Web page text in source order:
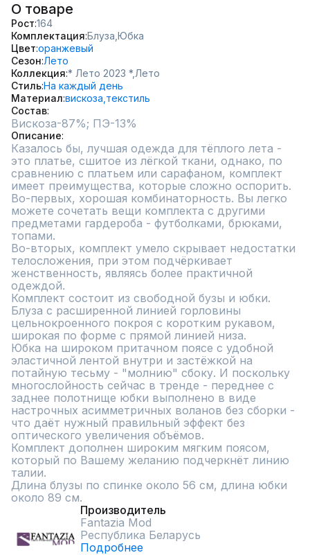
О товаре
Рост 164
Комплектация Блуза, Юбка
Цвет оранжевый
Сезон Лето
Коллекция * Лето 2023 *, Лето
СтильНа каждый день
Материал вискоза, текстиль
Состав
Вискоза-87%; ПЭ-13%
Описание
Казалось бы, лучшая одежда для тёплого лета -
это платье, сшитое из лёгкой ткани, однако, по
сравнению с платьем или сарафаном, комплект
имеет преимущества, которые сложно оспорить.
Во-первых, хорошая комбинаторность. Вы легко
можете сочетать вещи комплекта с другими
предметами гардероба - футболками, брюками,
топами.
Во-вторых, комплект умело скрывает недостатки
телосложения, при этом подчёркивает
женственность, являясь более практичной
одеждой.
Комплект состоит из свободной бузы и юбки.
Блуза с расширенной линией горловины
цельнокроенного покроя с коротким рукавом,
широкая по форме с прямой линией низа.
Юбка на широком притачном поясе с удобной
эластичной лентой внутри и застёжкой на
потайную тесьму - "молнию" сбоку. И поскольку
многослойность сейчас в тренде - переднее с
заднее полотнище юбки выполнено в виде
настрочных асимметричных воланов без сборки -
что даёт нужный правильный эффект без
оптического увеличения объёмов.
Комплект дополнен широким мягким поясом,
который по Вашему желанию подчеркнёт линию
талии.
Длина блузы по спинке около 56 см, длина юбки
около 89 см.
Производитель
Fantazia Mod
Республика Беларусь
Подробнее